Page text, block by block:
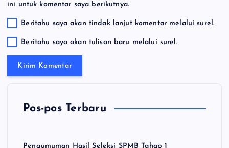
ini untuk komentar saya berikutnya.
Beritahu saya akan tindak lanjut komentar melalui surel.
Beritahu saya akan tulisan baru melalui surel.
Pos-pos Terbaru
Pengumuman Hasil Seleksi SPMB Tahap 1